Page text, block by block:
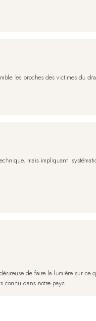
les proches des victimes du
mais impliquant
de faire la lumière sur ce
connu dans notre pays.